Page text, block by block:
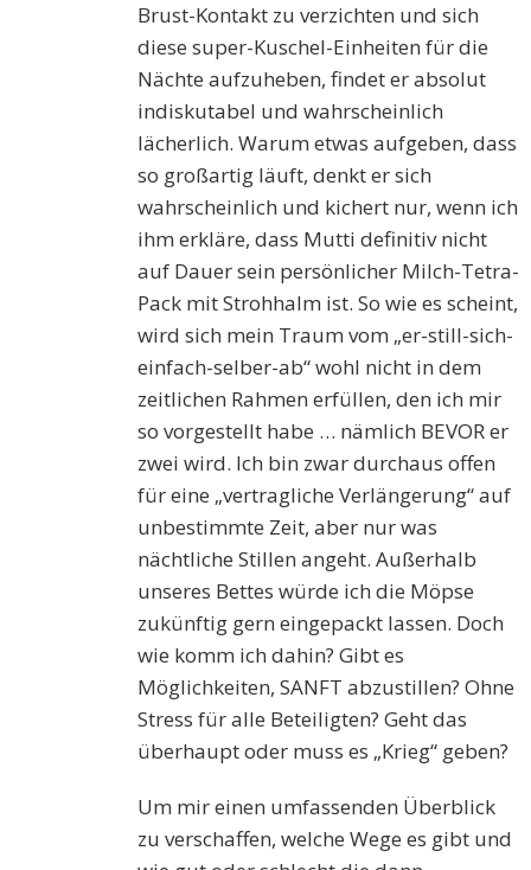
Brust-Kontakt zu verzichten und sich
diese super-Kuschel-Einheiten für die
Nächte aufzuheben, findet er absolut
indiskutabel und wahrscheinlich
lächerlich. Warum etwas aufgeben, dass
so großartig läuft, denkt er sich
wahrscheinlich und kichert nur, wenn ich
ihm erkläre, dass Mutti definitiv nicht
auf Dauer sein persönlicher Milch-Tetra-
Pack mit Strohhalm ist. So wie es scheint,
wird sich mein Traum vom „er-still-sich-
einfach-selber-ab“ wohl nicht in dem
zeitlichen Rahmen erfüllen, den ich mir
so vorgestellt habe … nämlich BEVOR er
zwei wird. Ich bin zwar durchaus offen
für eine „vertragliche Verlängerung“ auf
unbestimmte Zeit, aber nur was
nächtliche Stillen angeht. Außerhalb
unseres Bettes würde ich die Möpse
zukünftig gern eingepackt lassen. Doch
wie komm ich dahin? Gibt es
Möglichkeiten, SANFT abzustillen? Ohne
Stress für alle Beteiligten? Geht das
überhaupt oder muss es „Krieg“ geben?
Um mir einen umfassenden Überblick
zu verschaffen, welche Wege es gibt und